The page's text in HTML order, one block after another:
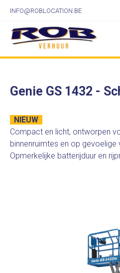
INFO@ROBLOCATION.BE
Genie GS 1432 -
NIEUW
Compact en licht, ontworpen
binnenruimtes en op gevoelige
Opmerkelijke batterijduur en